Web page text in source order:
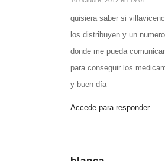
quisiera saber si
los distribuyen y un
donde me pueda
para conseguir los
y buen día
Accede para responder